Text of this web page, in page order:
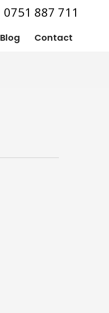
0751 887 711
Blog Contact